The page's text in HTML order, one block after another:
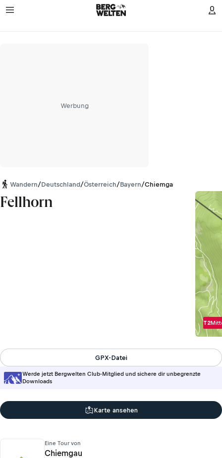
Werbung
Wandern/Deutschland/Österreich/Bayern/Chiemgauer Alpen
Fellhorn
T2
Werde jetzt Bergwelten Club-Mitglied und sichere dir unbegrenzte
Downloads
GPX-Datei
Karte ansehen
Eine Tour von
Chiemgau